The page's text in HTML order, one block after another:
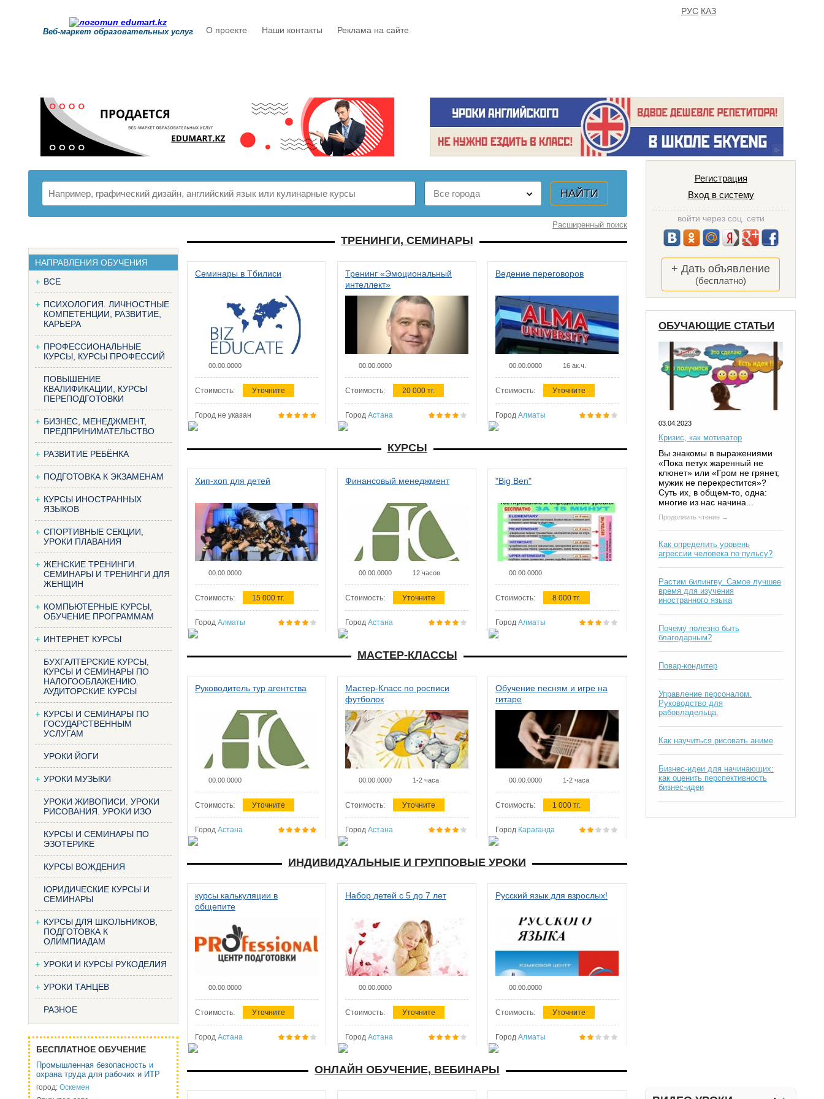
Веб-маркет образовательных услуг О проекте Наши контакты Реклама на сайте
РУС КАЗ
Расширенный поиск
НАПРАВЛЕНИЯ ОБУЧЕНИЯ
ВСЕ
ПСИХОЛОГИЯ. ЛИЧНОСТНЫЕ
КОМПЕТЕНЦИИ, РАЗВИТИЕ,
КАРЬЕРА
ПРОФЕССИОНАЛЬНЫЕ
КУРСЫ, КУРСЫ ПРОФЕССИЙ
ПОВЫШЕНИЕ
КВАЛИФИКАЦИИ, КУРСЫ
ПЕРЕПОДГОТОВКИ
БИЗНЕС, МЕНЕДЖМЕНТ,
ПРЕДПРИНИМАТЕЛЬСТВО
РАЗВИТИЕ РЕБЁНКА
ПОДГОТОВКА К ЭКЗАМЕНАМ
КУРСЫ ИНОСТРАННЫХ
ЯЗЫКОВ
СПОРТИВНЫЕ СЕКЦИИ,
УРОКИ ПЛАВАНИЯ
ЖЕНСКИЕ ТРЕНИНГИ.
СЕМИНАРЫ И ТРЕНИНГИ ДЛЯ
ЖЕНЩИН
КОМПЬЮТЕРНЫЕ КУРСЫ,
ОБУЧЕНИЕ ПРОГРАММАМ
ИНТЕРНЕТ КУРСЫ
БУХГАЛТЕРСКИЕ КУРСЫ,
КУРСЫ И СЕМИНАРЫ ПО
НАЛОГООБЛАЖЕНИЮ.
АУДИТОРСКИЕ КУРСЫ
КУРСЫ И СЕМИНАРЫ ПО
ГОСУДАРСТВЕННЫМ
УСЛУГАМ
УРОКИ ЙОГИ
УРОКИ МУЗЫКИ
УРОКИ ЖИВОПИСИ. УРОКИ
РИСОВАНИЯ. УРОКИ ИЗО
КУРСЫ И СЕМИНАРЫ ПО
ЭЗОТЕРИКЕ
КУРСЫ ВОЖДЕНИЯ
ЮРИДИЧЕСКИЕ КУРСЫ И
СЕМИНАРЫ
КУРСЫ ДЛЯ ШКОЛЬНИКОВ,
ПОДГОТОВКА К
ОЛИМПИАДАМ
УРОКИ И КУРСЫ РУКОДЕЛИЯ
УРОКИ ТАНЦЕВ
РАЗНОЕ
БЕСПЛАТНОЕ ОБУЧЕНИЕ
Промышленная безопасность и
охрана труда для рабочих и ИТР
город: Оскемен
ТРЕНИНГИ, СЕМИНАРЫ
Семинары в Тбилиси
00.00.0000
Стоимость: Уточните
Город не указан
Тренинг «Эмоциональный
интеллект»
00.00.0000
Стоимость: 20 000 тг.
Город Астана
Ведение переговоров
00.00.0000 16 ак.ч.
Стоимость: Уточните
Город Алматы
КУРСЫ
Хип-хоп для детей
00.00.0000
Стоимость: 15 000 тг.
Город Алматы
Финансовый менеджмент
00.00.0000 12 часов
Стоимость: Уточните
Город Астана
"Big Ben"
00.00.0000
Стоимость: 8 000 тг.
Город Алматы
МАСТЕР-КЛАССЫ
Руководитель тур агентства
00.00.0000
Стоимость: Уточните
Город Астана
Мастер-Класс по росписи
футболок
00.00.0000 1-2 часа
Стоимость: Уточните
Город Астана
Обучение песням и игре на
гитаре
00.00.0000 1-2 часа
Стоимость: 1 000 тг.
Город Караганда
ИНДИВИДУАЛЬНЫЕ И ГРУППОВЫЕ УРОКИ
курсы калькуляции в
общепите
00.00.0000
Стоимость: Уточните
Город Астана
Набор детей с 5 до 7 лет
00.00.0000
Стоимость: Уточните
Город Астана
Русский язык для взрослых!
00.00.0000
Стоимость: Уточните
Город Алматы
ОНЛАЙН ОБУЧЕНИЕ, ВЕБИНАРЫ
Регистрация
Вход в систему
войти через соц. сети
+ Дать объявление
(бесплатно)
ОБУЧАЮЩИЕ СТАТЬИ
03.04.2023
Кризис, как мотиватор
Вы знакомы в выражениями
«Пока петух жаренный не
клюнет» или «Гром не грянет,
мужик не перекрестится»?
Суть их, в общем-то, одна:
многие из нас начина...
Продолжить чтение →
Как определить уровень
агрессии человека по пульсу?
Растим билингву. Самое лучшее
время для изучения
иностранного языка
Почему полезно быть
благодарным?
Повар-кондитер
Управление персоналом.
Руководство для
рабовладельца.
Как научиться рисовать аниме
Бизнес-идеи для начинающих:
как оценить перспективность
бизнес-идеи